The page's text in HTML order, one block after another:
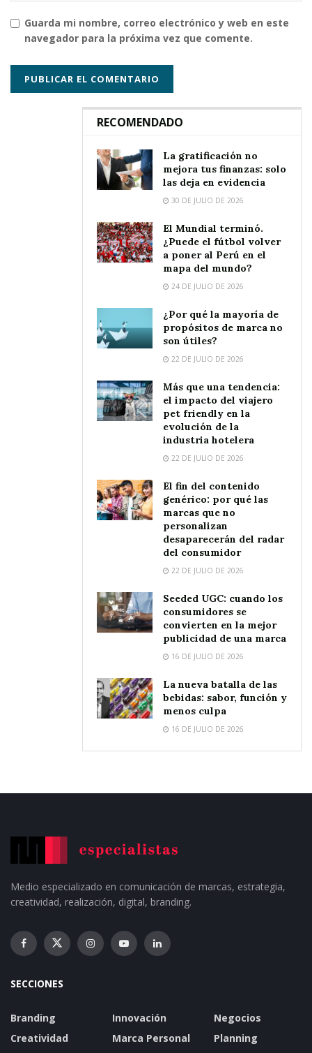
Guarda mi nombre, correo electrónico y web en este
navegador para la próxima vez que comente.
RECOMENDADO
La gratificación no
mejora tus finanzas: solo
las deja en evidencia
30 DE JULIO DE 2026
El Mundial terminó.
¿Puede el fútbol volver
a poner al Perú en el
mapa del mundo?
24 DE JULIO DE 2026
¿Por qué la mayoría de
propósitos de marca no
son útiles?
22 DE JULIO DE 2026
Más que una tendencia:
el impacto del viajero
pet friendly en la
evolución de la
industria hotelera
22 DE JULIO DE 2026
El fin del contenido
genérico: por qué las
marcas que no
personalizan
desaparecerán del radar
del consumidor
22 DE JULIO DE 2026
Seeded UGC: cuando los
consumidores se
convierten en la mejor
publicidad de una marca
16 DE JULIO DE 2026
La nueva batalla de las
bebidas: sabor, función y
menos culpa
16 DE JULIO DE 2026
Medio especializado en comunicación de marcas, estrategia,
creatividad, realización, digital, branding.
SECCIONES
Branding
Creatividad
Innovación
Marca Personal
Negocios
Planning